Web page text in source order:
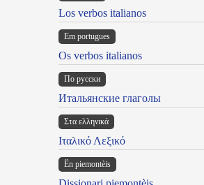
Los verbos italianos
Em portugues
Os verbos italianos
По русски
Итальянские глаголы
Στα ελληνικά
Ιταλικό Λεξικό
Ën piemontèis